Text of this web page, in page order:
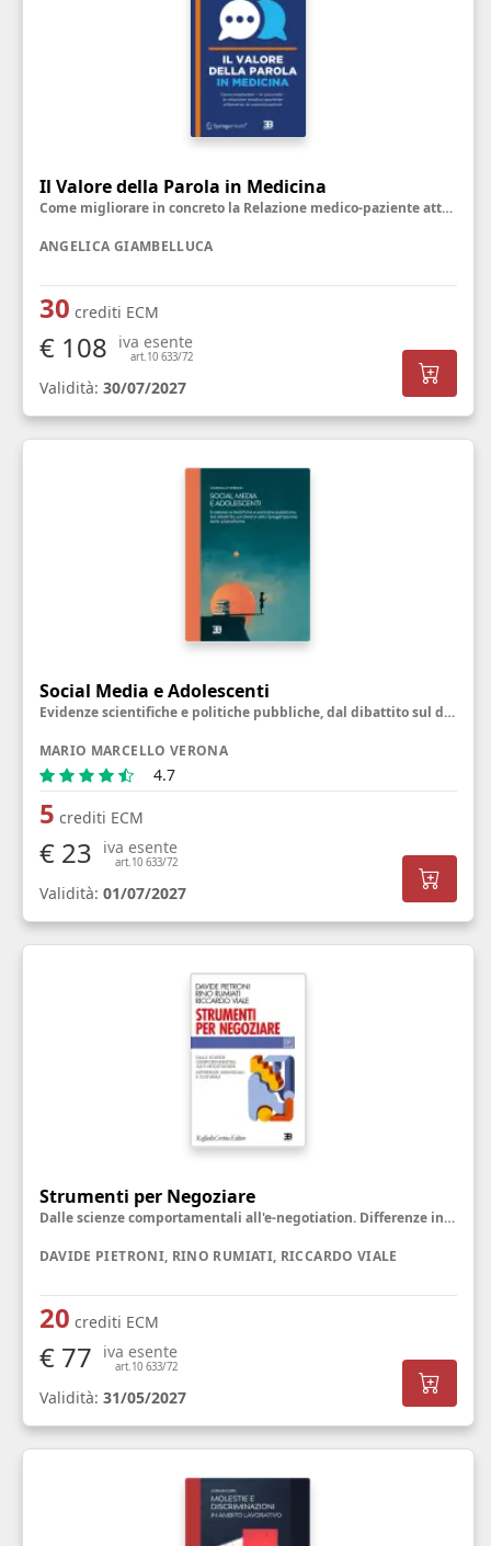
Il Valore della Parola in Medicina
Come migliorare in concreto la Relazione medico-paziente attraverso la Comunicazione
ANGELICA GIAMBELLUCA
30 crediti ECM
€ 108 iva esente
art.10 633/72
Validità: 30/07/2027
Social Media e Adolescenti
Evidenze scientifiche e politiche pubbliche, dal dibattito sul divieto alla riprogettazione delle piattaforme
MARIO MARCELLO VERONA
4.7
5 crediti ECM
€ 23 iva esente
art.10 633/72
Validità: 01/07/2027
Strumenti per Negoziare
Dalle scienze comportamentali all'e-negotiation. Differenze individuali e culturali
DAVIDE PIETRONI, RINO RUMIATI, RICCARDO VIALE
20 crediti ECM
€ 77 iva esente
art.10 633/72
Validità: 31/05/2027